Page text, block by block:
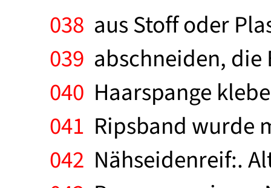
038 aus Stoff oder
039 abschneiden, die
040 Haarspange
041 Ripsband wurde
042 Nähseidenreif:.